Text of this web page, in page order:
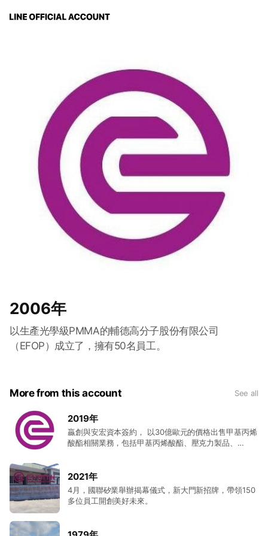
2006年
以生產光學級PMMA的輔德高分子股份有限公司
（EFOP）成立了，擁有50名員工。
More from this account See all
2019年
贏創與安宏資本簽約， 以30億歐元的價格出售甲基丙烯
酸酯相關業務，包括甲基丙烯酸酯、壓克力製品、
2021年
4月，國聯矽業舉辦揭幕儀式，新大門新招牌，帶領150
多位員工開創美好未來。